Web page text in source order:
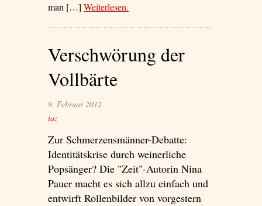
man […] Weiterlesen– ‘Sie waren Legenden’
.
Verschwörung der
Vollbärte
9. Februar 2012
taz
Zur Schmerzensmänner-Debatte:
Identitätskrise durch weinerliche
Popsänger? Die "Zeit"-Autorin Nina
Pauer macht es sich allzu einfach und
entwirft Rollenbilder von vorgestern